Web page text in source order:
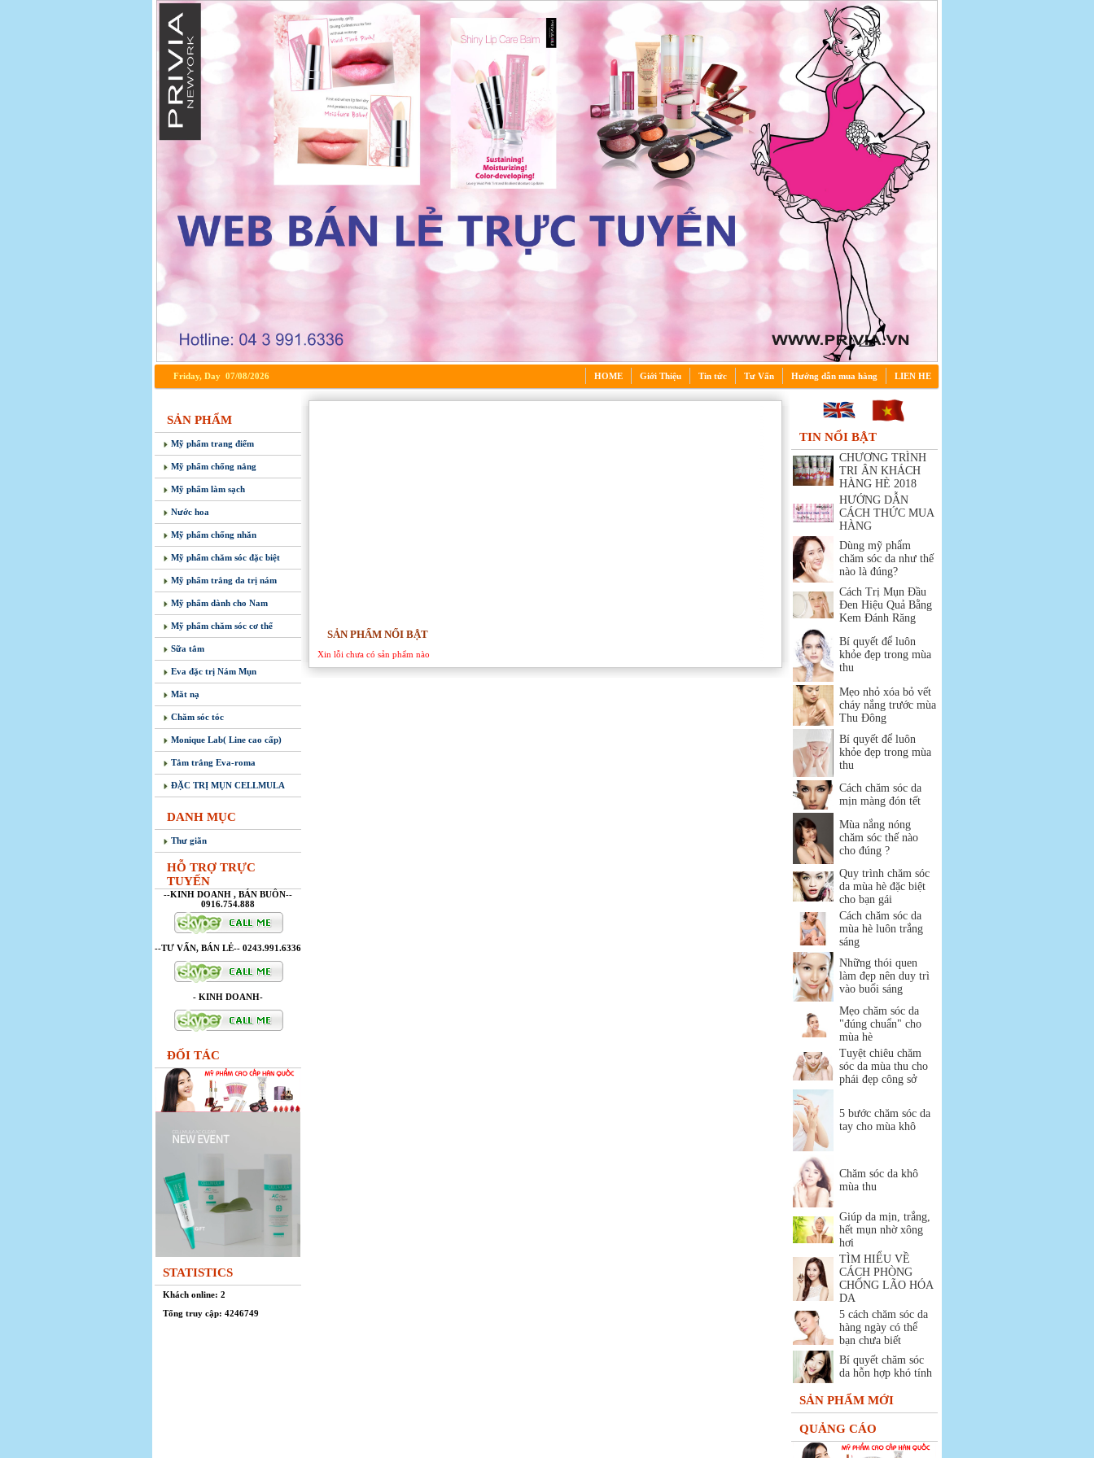
Friday, Day 07/08/2026 HOME Giới Thiệu Tin tức Tư Vấn Hướng dẫn mua hàng LIEN HE
SẢN PHẨM
Mỹ phẩm trang điểm
Mỹ phẩm chống nắng
Mỹ phẩm làm sạch
Nước hoa
Mỹ phẩm chống nhăn
Mỹ phẩm chăm sóc đặc biệt
Mỹ phẩm trắng da trị nám
Mỹ phẩm dành cho Nam
Mỹ phẩm chăm sóc cơ thể
Sữa tắm
Eva đặc trị Nám Mụn
Măt nạ
Chăm sóc tóc
Monique Lab( Line cao cấp)
Tắm trắng Eva-roma
ĐẶC TRỊ MỤN CELLMULA
DANH MỤC
Thư giãn
HỖ TRỢ TRỰC
TUYẾN
--KINH DOANH , BÁN BUÔN--
0916.754.888
--TƯ VẤN, BÁN LẺ-- 0243.991.6336
- KINH DOANH-
ĐỐI TÁC
STATISTICS
Khách online: 2
Tổng truy cập: 4246749
SẢN PHẨM NỔI BẬT
Xin lỗi chưa có sản phẩm nào
TIN NỔI BẬT
CHƯƠNG TRÌNH
TRI ÂN KHÁCH
HÀNG HÈ 2018
HƯỚNG DẪN
CÁCH THỨC MUA
HÀNG
Dùng mỹ phẩm
chăm sóc da như thế
nào là đúng?
Cách Trị Mụn Đầu
Đen Hiệu Quả Bằng
Kem Đánh Răng
Bí quyết để luôn
khỏe đẹp trong mùa
thu
Mẹo nhỏ xóa bỏ vết
cháy nắng trước mùa
Thu Đông
Bí quyết để luôn
khỏe đẹp trong mùa
thu
Cách chăm sóc da
mịn màng đón tết
Mùa nắng nóng
chăm sóc thế nào
cho đúng ?
Quy trình chăm sóc
da mùa hè đặc biệt
cho bạn gái
Cách chăm sóc da
mùa hè luôn trắng
sáng
Những thói quen
làm đẹp nên duy trì
vào buổi sáng
Mẹo chăm sóc da
"đúng chuẩn" cho
mùa hè
Tuyệt chiêu chăm
sóc da mùa thu cho
phái đẹp công sở
5 bước chăm sóc da
tay cho mùa khô
Chăm sóc da khô
mùa thu
Giúp da mịn, trắng,
hết mụn nhờ xông
hơi
TÌM HIỂU VỀ
CÁCH PHÒNG
CHỐNG LÃO HÓA
DA
5 cách chăm sóc da
hàng ngày có thể
bạn chưa biết
Bí quyết chăm sóc
da hỗn hợp khó tính
SẢN PHẨM MỚI
QUẢNG CÁO